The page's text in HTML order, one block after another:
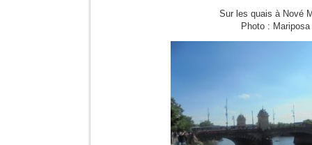
Sur les quais à Nové
Photo : Mariposa